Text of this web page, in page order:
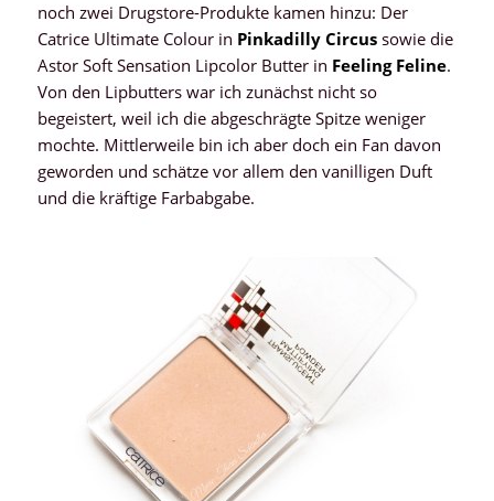
noch zwei Drugstore-Produkte kamen hinzu: Der
Catrice Ultimate Colour in Pinkadilly Circus sowie die
Astor Soft Sensation Lipcolor Butter in Feeling Feline.
Von den Lipbutters war ich zunächst nicht so
begeistert, weil ich die abgeschrägte Spitze weniger
mochte. Mittlerweile bin ich aber doch ein Fan davon
geworden und schätze vor allem den vanilligen Duft
und die kräftige Farbabgabe.